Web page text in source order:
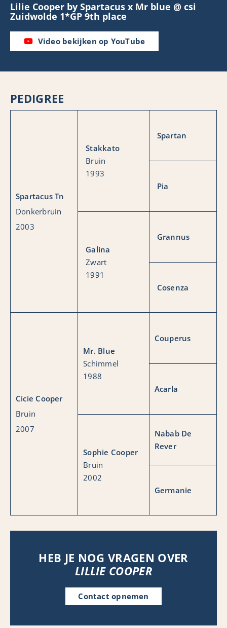
Lilie Cooper by Spartacus x Mr blue @ csi
Zuidwolde 1*GP 9th place
Video bekijken op YouTube
PEDIGREE
Spartacus Tn
Donkerbruin
2003
Stakkato
Bruin
1993
Galina
Zwart
1991
Spartan
Pia
Grannus
Cosenza
Cicie Cooper
Bruin
2007
Mr. Blue
Schimmel
1988
Sophie Cooper
Bruin
2002
Couperus
Acarla
Nabab De
Rever
Germanie
HEB JE NOG VRAGEN OVER
LILLIE COOPER
Contact opnemen